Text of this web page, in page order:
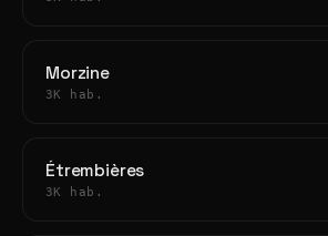
Morzine
3K hab.
Étrembières
3K hab.